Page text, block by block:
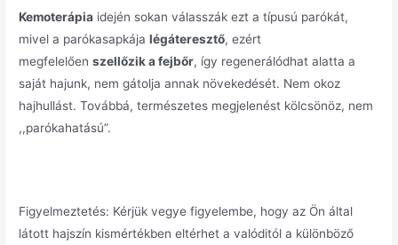
Kemoterápia idején sokan válasszák ezt a típusú parókát,
mivel a parókasapkájalégáteresztő, ezért
megfelelőenszellőzik a fejbőr, így regenerálódhat alatta a
saját hajunk, nem gátolja annak növekedését. Nem okoz
hajhullást. Továbbá, természetes megjelenést kölcsönöz, nem
,,parókahatású”.
Figyelmeztetés: Kérjük vegye figyelembe, hogy az Ön által
látott hajszín kismértékben eltérhet a valóditól a különböző